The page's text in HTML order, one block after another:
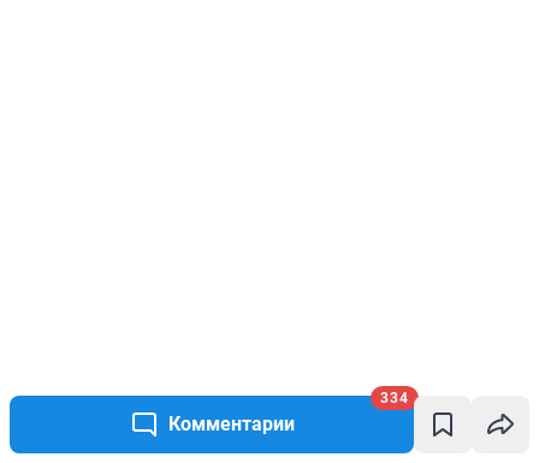
Комментарии
334